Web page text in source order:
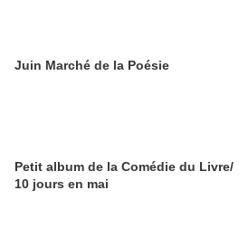
Juin Marché de la Poésie
Petit album de la Comédie du Livre/
10 jours en mai